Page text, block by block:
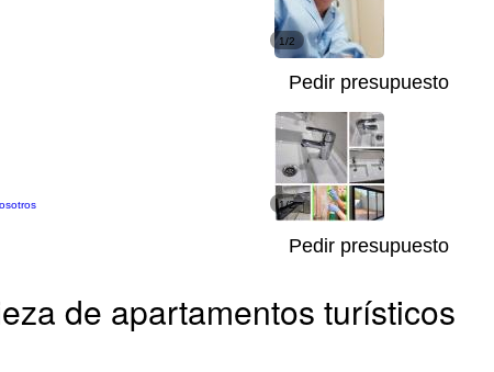
1/2
Pedir presupuesto
1/2
Pedir presupuesto
de apartamentos turísticos